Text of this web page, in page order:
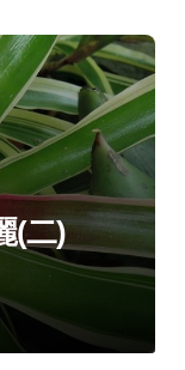
(二)